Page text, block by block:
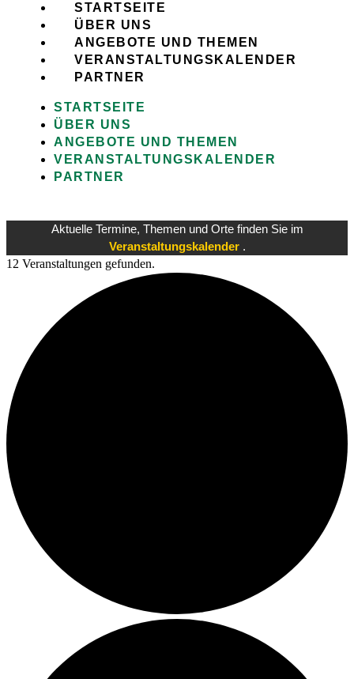
STARTSEITE
ÜBER UNS
ANGEBOTE UND THEMEN
VERANSTALTUNGSKALENDER
PARTNER
STARTSEITE
ÜBER UNS
ANGEBOTE UND THEMEN
VERANSTALTUNGSKALENDER
PARTNER
Aktuelle Termine, Themen und Orte finden Sie im
Veranstaltungskalender .
12 Veranstaltungen gefunden.